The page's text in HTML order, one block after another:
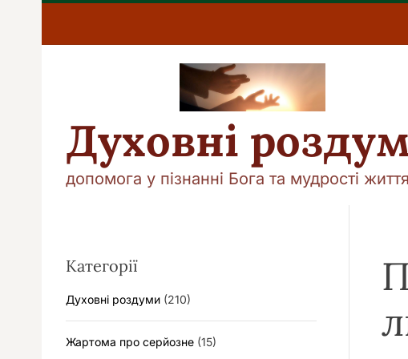
П
р
Духовні
допомога у пізнанні Бога та мудрості
Категорії
Духовні роздуми (210)
Жартома про серйозне (15)